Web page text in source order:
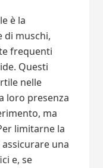
è la
di muschi,
frequenti
Questi
nelle
loro presenza
ma
limitarne la
una
e, se